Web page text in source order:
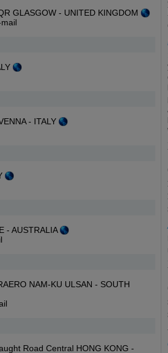
GLASGOW - UNITED KINGDOM
- ITALY
- AUSTRALIA
NAM-KU ULSAN - SOUTH
Road Central HONG KONG -